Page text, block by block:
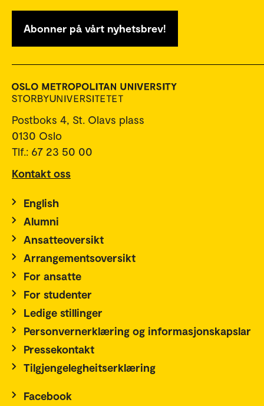
Abonner på vårt nyhetsbrev!
Postboks 4, St. Olavs plass
0130 Oslo
Tlf.: 67 23 50 00
Kontakt oss
English
Alumni
Ansatteoversikt
Arrangementsoversikt
For ansatte
For studenter
Ledige stillinger
Personvernerklæring og informasjonskapslar
Pressekontakt
Tilgjengelegheitserklæring
Facebook